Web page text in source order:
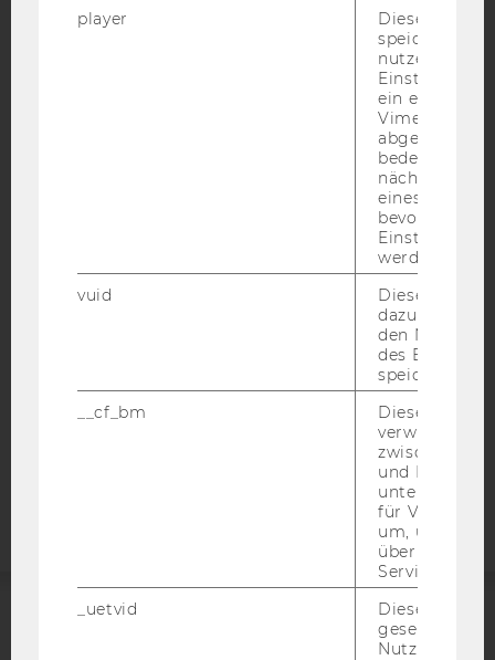
Bluesky
BARRIEREFREIHEITSERKLÄRUNG WEBSEITE
DATENSCHUTZERKLÄRUNG
DATENSCHUTZERKLÄRUNG SOCIAL MEDIA
STUDIENBEWERBER*INNEN UND STUDIERENDE
Barrierefreiheitserklärung
player
Dieses Cookie
speichert
ein
Vimeo-Video
abgespielt
bedeutet,
nächsten
eines Vimeo-
bevorzugten
werden.
vuid
Dieser
dazu
den
des
speichern.
__cf_bm
Dieses
verwendet,
zwischen
und Bots zu
für Vimeo
um, um
über die
Service zu
_uetvid
Dieses
gesetzt, um
Nutzung des